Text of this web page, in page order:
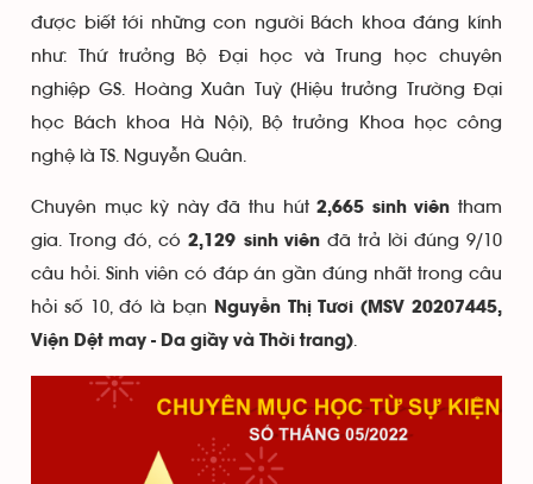
được biết tới những con người Bách khoa đáng kính
như: Thứ trưởng Bộ Đại học và Trung học chuyên
nghiệp GS. Hoàng Xuân Tuỳ (Hiệu trưởng Trường Đại
học Bách khoa Hà Nội), Bộ trưởng Khoa học công
nghệ là TS. Nguyễn Quân.
Chuyên mục kỳ này đã thu hút2,665 sinh viên tham
gia. Trong đó, có 2,129 sinh viên đã trả lời đúng 9/10
câu hỏi. Sinh viên có đáp án gần đúng nhất trong câu
hỏi số 10, đó là bạn
Nguyễn Thị Tươi (MSV 20207445,
Viện Dệt may - Da giầy và Thời trang).